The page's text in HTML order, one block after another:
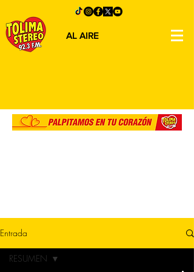
AL AIRE
Entrada
RESUMEN